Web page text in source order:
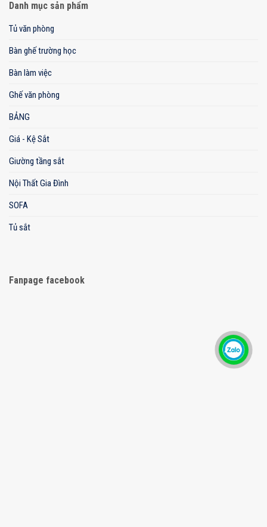
Danh mục sản phẩm
Tủ văn phòng
Bàn ghế trường học
Bàn làm việc
Ghế văn phòng
BẢNG
Giá - Kệ Sắt
Giường tầng sắt
Nội Thất Gia Đình
SOFA
Tủ sắt
Fanpage facebook